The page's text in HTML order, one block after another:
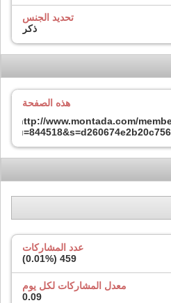
تحديد الجنس
ذكر
هذه الصفحة
http://www.montada.com/
عدد المشاركات
459 (
0.01%
)
معدل المشاركات لكل يوم
0.09